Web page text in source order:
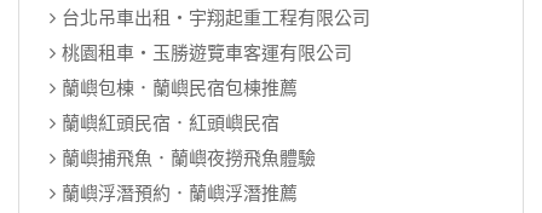
台北吊車出租‧宇翔起重工程有限公司
桃園租車‧玉勝遊覽車客運有限公司
蘭嶼包棟．蘭嶼民宿包棟推薦
蘭嶼紅頭民宿．紅頭嶼民宿
蘭嶼捕飛魚．蘭嶼夜撈飛魚體驗
蘭嶼浮潛預約．蘭嶼浮潛推薦